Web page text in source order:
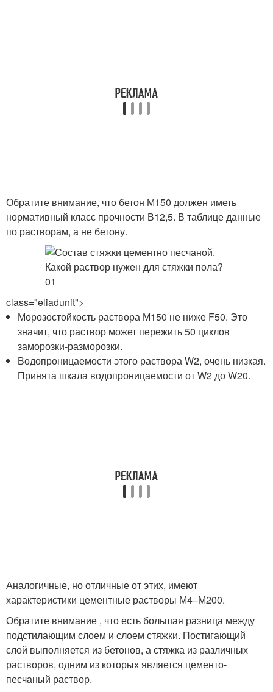
Обратите внимание, что бетон М150 должен иметь
нормативный класс прочности В12,5. В таблице данные
по растворам, а не бетону.
class="eliadunit">
Морозостойкость раствора М150 не ниже F50. Это
значит, что раствор может пережить 50 циклов
заморозки-разморозки.
Водопроницаемости этого раствора W2, очень низкая.
Принята шкала водопроницаемости от W2 до W20.
Аналогичные, но отличные от этих, имеют
характеристики цементные растворы М4–М200.
Обратите внимание , что есть большая разница между
подстилающим слоем и слоем стяжки. Постигающий
слой выполняется из бетонов, а стяжка из различных
растворов, одним из которых является цементо-
песчаный раствор.